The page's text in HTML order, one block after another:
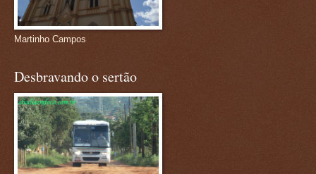
Martinho Campos
Desbravando o sertão